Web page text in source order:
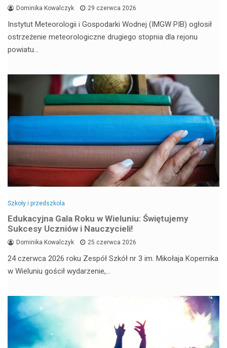
Dominika Kowalczyk 29 czerwca 2026
Instytut Meteorologii i Gospodarki Wodnej (IMGW PIB) ogłosił
ostrzeżenie meteorologiczne drugiego stopnia dla rejonu
powiatu…
Szkoły i przedszkola
Edukacyjna Gala Roku w Wieluniu: Świętujemy
Sukcesy Uczniów i Nauczycieli!
Dominika Kowalczyk 25 czerwca 2026
24 czerwca 2026 roku Zespół Szkół nr 3 im. Mikołaja Kopernika
w Wieluniu gościł wydarzenie,…